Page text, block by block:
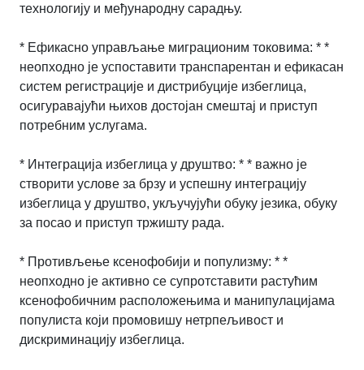
технологију и међународну сарадњу.
* Ефикасно управљање миграционим токовима: * *
неопходно је успоставити транспарентан и ефикасан
систем регистрације и дистрибуције избеглица,
осигуравајући њихов достојан смештај и приступ
потребним услугама.
* Интеграција избеглица у друштво: * * важно је
створити услове за брзу и успешну интеграцију
избеглица у друштво, укључујући обуку језика, обуку
за посао и приступ тржишту рада.
* Противљење ксенофобији и популизму: * *
неопходно је активно се супротставити растућим
ксенофобичним расположењима и манипулацијама
популиста који промовишу нетрпељивост и
дискриминацију избеглица.